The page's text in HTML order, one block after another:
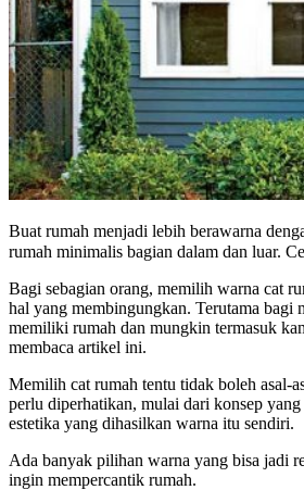
Buat rumah menjadi lebih berawarna
rumah minimalis bagian dalam dan luar.
Bagi sebagian orang, memilih warna cat
hal yang membingungkan. Terutama bagi
memiliki rumah dan mungkin termasuk
membaca artikel ini.
Memilih cat rumah tentu tidak boleh asal-
perlu diperhatikan, mulai dari konsep
estetika yang dihasilkan warna itu sendiri.
Ada banyak pilihan warna yang bisa jadi
ingin mempercantik rumah.